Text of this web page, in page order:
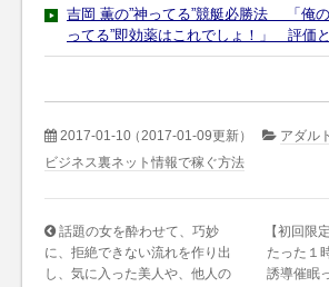
吉岡 薫の”神ってる”競艇必勝法 「俺
ってる”即効薬はこれでしょ！」 評価
2017-01-10（2017-01-09更新）
アダル
ビジネス裏ネット情報で稼ぐ方法
話題の女を酔わせて、巧妙
に、拒絶できない流れを作り出
し、気に入った美人や、他人の
【初回限
たった１
誘導催眠